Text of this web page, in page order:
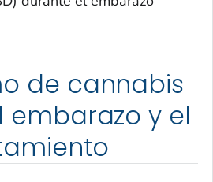
de cannabis
embarazo y el